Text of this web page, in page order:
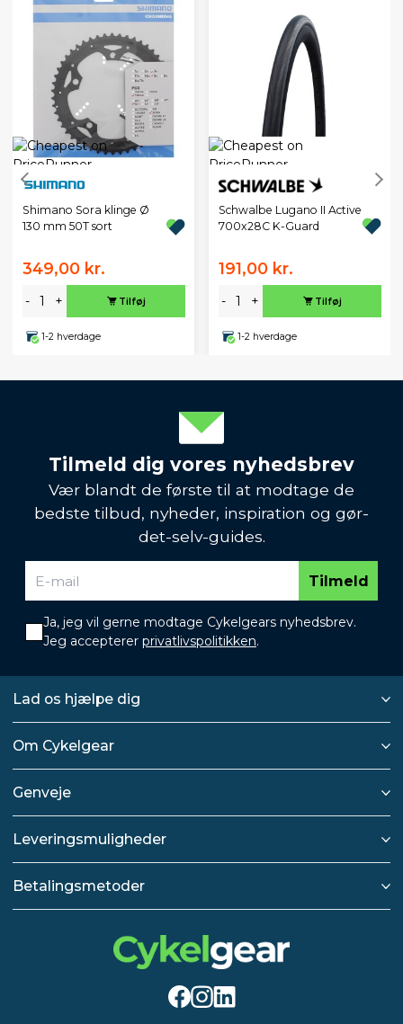
Shimano Sora klinge Ø
130 mm 50T sort
349,00 kr.
- + Tilføj
1-2 hverdage
Schwalbe Lugano II Active
700x28C K-Guard
191,00 kr.
- + Tilføj
1-2 hverdage
Tilmeld dig vores nyhedsbrev
Vær blandt de første til at modtage de
bedste tilbud, nyheder, inspiration og gør-
det-selv-guides.
Tilmeld
Ja, jeg vil gerne modtage Cykelgears nyhedsbrev.
Jeg accepterer privatlivspolitikken.
Lad os hjælpe dig
Om Cykelgear
Genveje
Leveringsmuligheder
Betalingsmetoder